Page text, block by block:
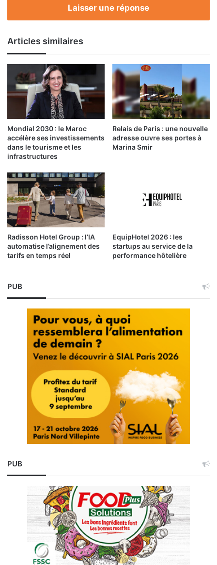
Laisser une réponse
Articles similaires
Mondial 2030 : le Maroc
accélère ses investissements
dans le tourisme et les
infrastructures
Relais de Paris : une nouvelle
adresse ouvre ses portes à
Marina Smir
Radisson Hotel Group : l’IA
automatise l’alignement des
tarifs en temps réel
EquipHotel 2026 : les
startups au service de la
performance hôtelière
PUB
PUB